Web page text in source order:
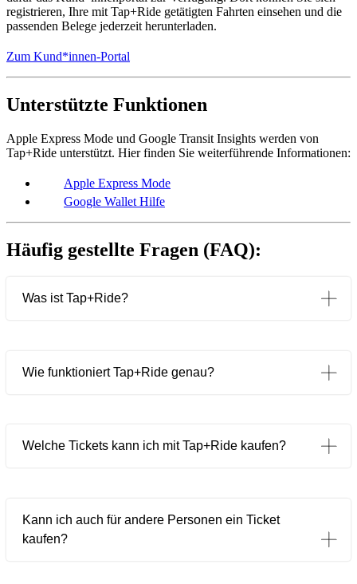
registrieren, Ihre mit Tap+Ride getätigten Fahrten einsehen und die
passenden Belege jederzeit herunterladen.
Zum Kund*innen-Portal
Unterstützte Funktionen
Apple Express Mode und Google Transit Insights werden von
Tap+Ride unterstützt. Hier finden Sie weiterführende Informationen:
Apple Express Mode
Google Wallet Hilfe
Häufig gestellte Fragen (FAQ):
Was ist Tap+Ride?
Wie funktioniert Tap+Ride genau?
Welche Tickets kann ich mit Tap+Ride kaufen?
Kann ich auch für andere Personen ein Ticket
kaufen?